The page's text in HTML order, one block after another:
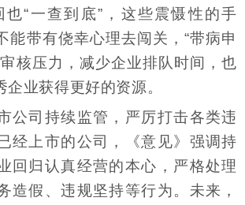
也“一查到底”，这些震慑性的手
能带有侥幸心理去闯关，“带病申
核压力，减少企业排队时间，也
业获得更好的资源。
公司持续监管，严厉打击各类违
经上市的公司，《意见》强调持
回归认真经营的本心，严格处理
造假、违规坚持等行为。未来，